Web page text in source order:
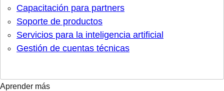
Capacitación para partners
Soporte de productos
Servicios para la inteligencia artificial
Gestión de cuentas técnicas
Aprender más